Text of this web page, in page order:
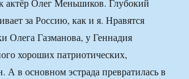
актёр Олег Меньшиков. Глубокий
за Россию, как и я. Нравятся
Олега Газманова, у Геннадия
хороших патриотических,
А в основном эстрада превратилась в